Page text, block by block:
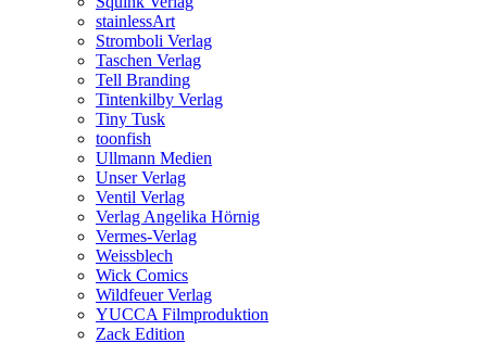
stainlessArt
Stromboli Verlag
Taschen Verlag
Tell Branding
Tintenkilby Verlag
Tiny Tusk
toonfish
Ullmann Medien
Unser Verlag
Ventil Verlag
Verlag Angelika Hörnig
Vermes-Verlag
Weissblech
Wick Comics
Wildfeuer Verlag
YUCCA Filmproduktion
Zack Edition